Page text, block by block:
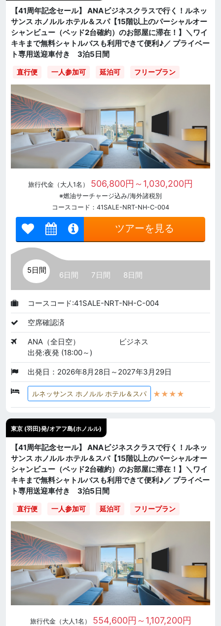
【41周年記念セール】 ANAビジネスクラスで行く！ルネッ
サンス ホノルル ホテル＆スパ【15階以上のパーシャルオー
シャンビュー（ベッド2台確約）のお部屋に滞在！】＼ワイ
キキまで無料シャトルバスも利用できて便利♪／ プライベー
ト専用送迎車付き 3泊5日間
直行便 一人参加可 延泊可 フリープラン
旅行代金（大人1名） 506,800円～1,030,200円
※燃油サーチャージ込み/海外諸税別
コースコード：41SALE-NRT-NH-C-004
ツアーを見る
5日間
6日間 7日間 8日間
コースコード:41SALE-NRT-NH-C-004
空席確認済
ANA（全日空）
ビジネス
出発:夜発 (18:00～)
出発日：2026年8月28日～2027年3月29日
ルネッサンス ホノルル ホテル＆スパ ★★★★
東京 (羽田)発/オアフ島(ホノルル)
【41周年記念セール】 ANAビジネスクラスで行く！ルネッ
サンス ホノルル ホテル＆スパ【15階以上のパーシャルオー
シャンビュー（ベッド2台確約）のお部屋に滞在！】＼ワイ
キキまで無料シャトルバスも利用できて便利♪／ プライベー
ト専用送迎車付き 3泊5日間
直行便 一人参加可 延泊可 フリープラン
旅行代金（大人1名） 554,600円～1,107,200円